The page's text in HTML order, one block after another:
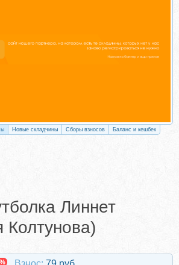
Новые складчины Сборы взносов Баланс и кешбек
Линнет
Колтунова)